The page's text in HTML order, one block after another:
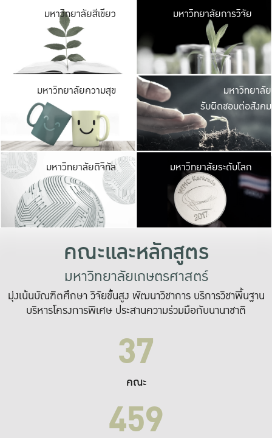
มหาวิทยาลัยสีเขียว มหาวิ
มีพื้นที่เขียวสดใส
เป็นป่าในเมือง เกษต
มหาวิทยาลัยการวิจัย
มหาวิทยาลัยความสุข มหาวิ
ค
เปิดประ
และพบเรื่องราวใ
มหาวิทยาลัย
รับผิดชอบต่อสังคม
มหาวิทยาลัยดิจิทัล มหาวิ
เปลี่ยนแปลง แล
เพื่อทำง
ระบบสารสนเทศ
มหาวิทยาลัยระดับโลก
คณะและหลักสูตร
มหาวิทยาลัยเกษตรศาสตร์
มุ่งเน้นบัณฑิตศึกษา วิจัยขั้นสูง พัฒนาวิชาการ บริการวิชาพื้นฐาน
บริหารโครงการพิเศษ ประสานความร่วมมือกับนานาชาติ
37
คณะ
459